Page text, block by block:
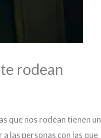
rodean
que nos rodean tienen un
las personas con las que